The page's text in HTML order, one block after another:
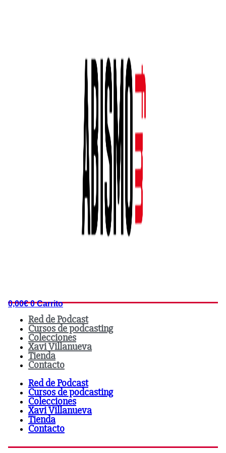
0,00€ 0 Carrito
Red de Podcast
Cursos de podcasting
Colecciones
Xavi Villanueva
Tienda
Contacto
Red de Podcast
Cursos de podcasting
Colecciones
Xavi Villanueva
Tienda
Contacto